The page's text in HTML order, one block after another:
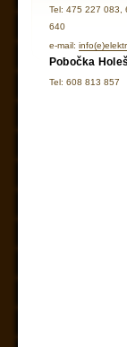
Tel: 475 227 083,
640
e-mail:
Pobočka
Tel: 608 813 857